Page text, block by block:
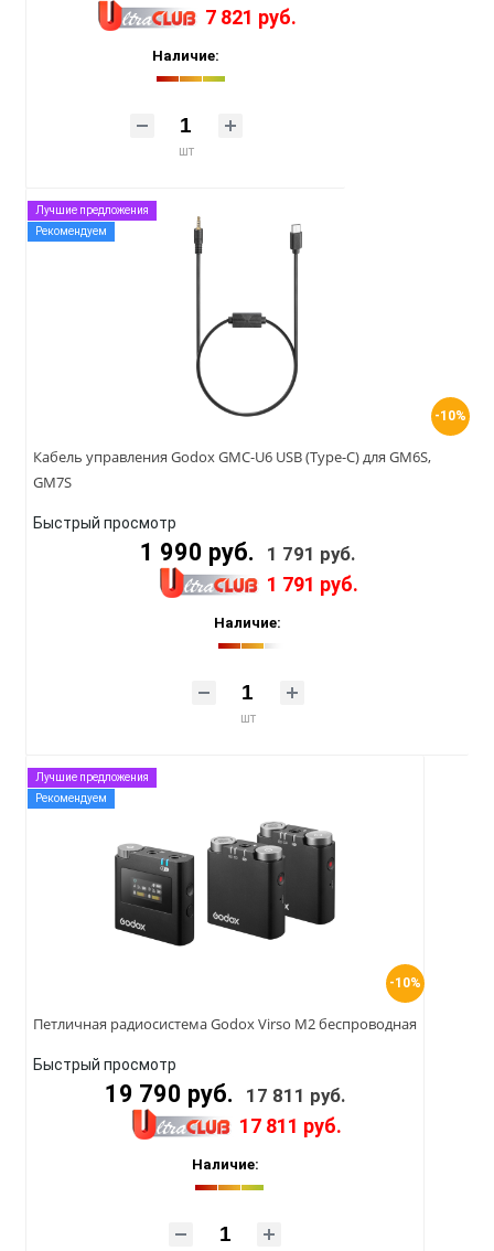
7 821 руб.
Наличие:
шт
-10%
Лучшие предложения
Рекомендуем
Кабель управления Godox GMC-U6 USB (Type-C) для GM6S,
GM7S
Быстрый просмотр
1 990 руб. 1 791 руб.
1 791 руб.
Наличие:
шт
-10%
Лучшие предложения
Рекомендуем
Петличная радиосистема Godox Virso M2 беспроводная
Быстрый просмотр
19 790 руб. 17 811 руб.
17 811 руб.
Наличие: